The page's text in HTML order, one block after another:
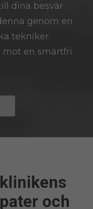
dina besvär
genom en
tekniker.
mot en smärtfri
och